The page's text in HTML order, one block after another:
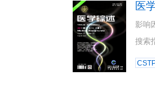
医
影响
搜索